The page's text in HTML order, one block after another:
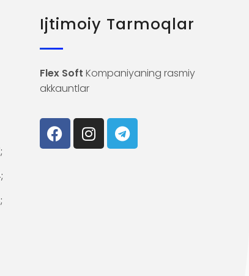
Ijtimoiy Tarmoqlar
Flex Soft Kompaniyaning rasmiy
akkauntlar